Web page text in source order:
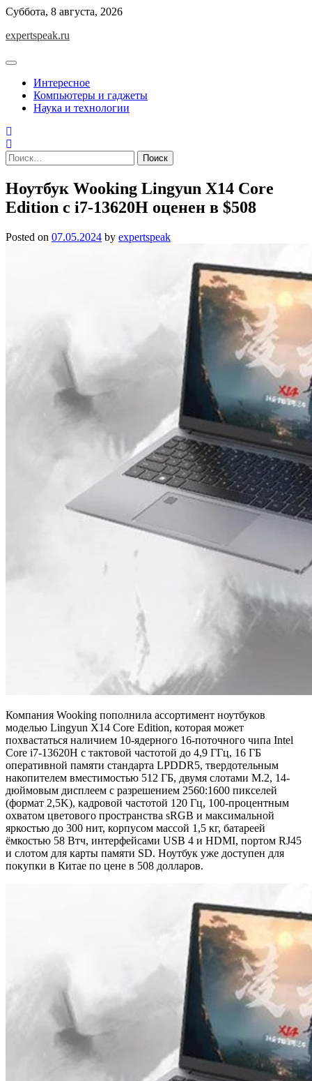
Skip
content
Суббота, 8 августа, 2026
expertspeak.ru
Интересное
Компьютеры и гаджеты
Наука и технологии
Найти:
Ноутбук Wooking Lingyun X14 Core
Edition с i7-13620H оценен в $508
Posted on 07.05.2024 by expertspeak
Компания Wooking пополнила ассортимент ноутбуков
моделью Lingyun X14 Core Edition, которая может
похвастаться наличием 10-ядерного 16-поточного чипа Intel
Core i7-13620H с тактовой частотой до 4,9 ГГц, 16 ГБ
оперативной памяти стандарта LPDDR5, твердотельным
накопителем вместимостью 512 ГБ, двумя слотами M.2, 14-
дюймовым дисплеем с разрешением 2560:1600 пикселей
(формат 2,5K), кадровой частотой 120 Гц, 100-процентным
охватом цветового пространства sRGB и максимальной
яркостью до 300 нит, корпусом массой 1,5 кг, батареей
ёмкостью 58 Втч, интерфейсами USB 4 и HDMI, портом RJ45
и слотом для карты памяти SD. Ноутбук уже доступен для
покупки в Китае по цене в 508 долларов.